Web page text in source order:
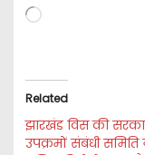
L
i
n
g
…
Related
झारखंड विस की
उपक्रमों संबंधी